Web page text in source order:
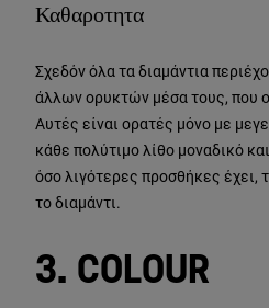
Καθαροτητα
Σχεδόν όλα τα διαμάντια
άλλων ορυκτών μέσα τους, που
Αυτές είναι ορατές μόνο με
κάθε πολύτιμο λίθο μοναδικό
όσο λιγότερες προσθήκες έχει,
το διαμάντι.
3. COLOUR